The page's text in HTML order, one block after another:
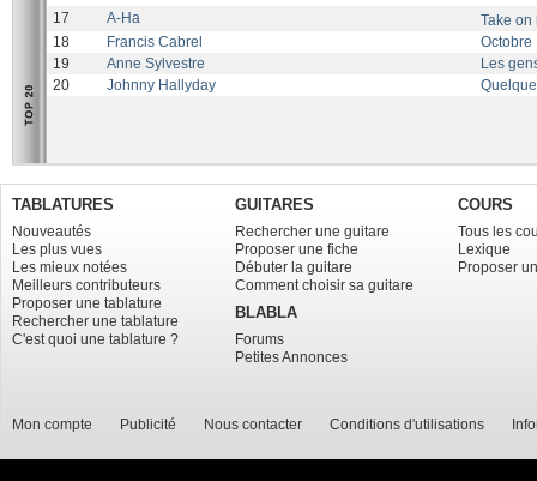
17
A-Ha
Take on
18
Francis Cabrel
Octobre
19
Anne Sylvestre
Les
20
Johnny Hallyday
TABLATURES
Nouveautés
Les plus vues
Les mieux notées
Meilleurs contributeurs
Proposer une tablature
Rechercher une tablature
C'est quoi une tablature ?
GUITARES
Rechercher une guitare
Proposer une fiche
Débuter la guitare
Comment choisir sa guitare
BLABLA
Forums
Petites Annonces
COURS
Tous les
Lexique
Proposer
Mon compte Publicité Nous contacter Conditions d'utilisations